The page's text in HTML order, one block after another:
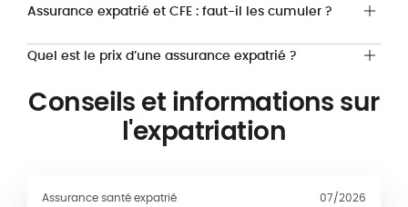
Assurance expatrié et CFE : faut-il les cumuler ?
Quel est le prix d’une assurance expatrié ?
Conseils et informations sur
l'expatriation
Assurance santé expatrié 07/2026